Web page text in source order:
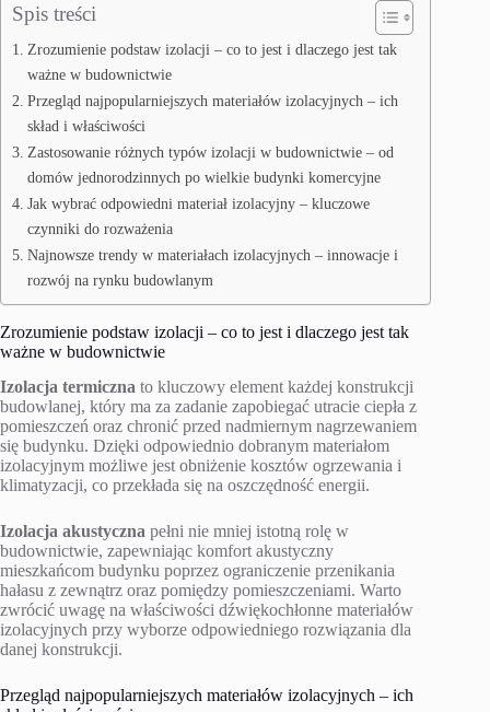
Spis treści
Zrozumienie podstaw izolacji – co to jest i dlaczego jest tak
ważne w budownictwie
Przegląd najpopularniejszych materiałów izolacyjnych – ich
skład i właściwości
Zastosowanie różnych typów izolacji w budownictwie – od
domów jednorodzinnych po wielkie budynki komercyjne
Jak wybrać odpowiedni materiał izolacyjny – kluczowe
czynniki do rozważenia
Najnowsze trendy w materiałach izolacyjnych – innowacje i
rozwój na rynku budowlanym
Zrozumienie podstaw izolacji – co to jest i dlaczego jest tak
ważne w budownictwie
Izolacja termiczna to kluczowy element każdej konstrukcji
budowlanej, który ma za zadanie zapobiegać utracie ciepła z
pomieszczeń oraz chronić przed nadmiernym nagrzewaniem
się budynku. Dzięki odpowiednio dobranym materiałom
izolacyjnym możliwe jest obniżenie kosztów ogrzewania i
klimatyzacji, co przekłada się na oszczędność energii.
Izolacja akustyczna pełni nie mniej istotną rolę w
budownictwie, zapewniając komfort akustyczny
mieszkańcom budynku poprzez ograniczenie przenikania
hałasu z zewnątrz oraz pomiędzy pomieszczeniami. Warto
zwrócić uwagę na właściwości dźwiękochłonne materiałów
izolacyjnych przy wyborze odpowiedniego rozwiązania dla
danej konstrukcji.
Przegląd najpopularniejszych materiałów izolacyjnych – ich